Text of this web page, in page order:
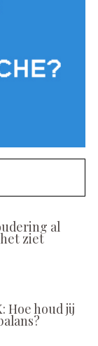
al
ziet
Hoe houd jij